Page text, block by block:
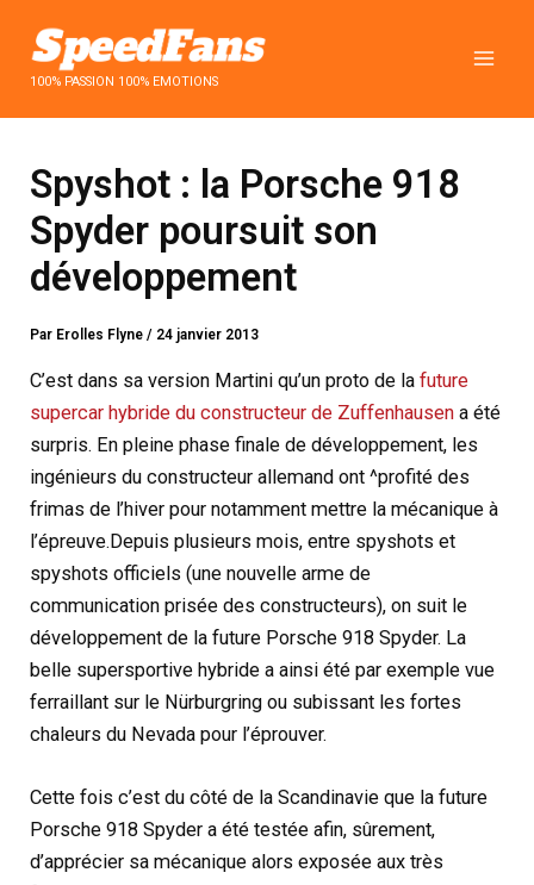
contenu100% PASSION 100% EMOTIONS
Spyshot : la Porsche 918
Spyder poursuit son
développement
Par Erolles Flyne/ 24 janvier 2013
C’est dans sa version Martini qu’un proto de lafuture
supercar hybride du constructeur de Zuffenhausen a été
surpris. En pleine phase finale de développement, les
ingénieurs du constructeur allemand ont ^profité des
frimas de l’hiver pour notamment mettre la mécanique à
l’épreuve. Depuis plusieurs mois, entre spyshots et
spyshots officiels (une nouvelle arme de
communication prisée des constructeurs), on suit le
développement de la future Porsche 918 Spyder. La
belle supersportive hybride a ainsi été par exemple vue
ferraillant sur le Nürburgring ou subissant les fortes
chaleurs du Nevada pour l’éprouver.
Cette fois c’est du côté de la Scandinavie que la future
Porsche 918 Spyder a été testée afin, sûrement,
d’apprécier sa mécanique alors exposée aux très